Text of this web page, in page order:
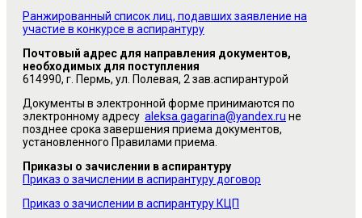
Ранжированный список лиц, подавших заявление на
участие в конкурсе в аспирантуру
Почтовый адрес для направления документов,
необходимых для поступления
614990, г. Пермь, ул. Полевая, 2 зав.аспирантурой
Документы в электронной форме принимаются по
электронному адресу aleksa.gagarina@yandex.ru не
позднее срока завершения приема документов,
установленного Правилами приема.
Приказы о зачислении в аспирантуру
Приказ о зачислении в аспирантуру договор
Приказ о зачислении в аспирантуру КЦП